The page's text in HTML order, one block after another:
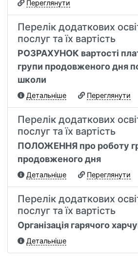
Переглянути
Перелік додаткових
послуг та їх вартість
РОЗРАХУНОК вартості
групи продовженого дня
школи
Детальніше Переглянути
Перелік додаткових
послуг та їх вартість
ПОЛОЖЕННЯ про роботу
продовженого дня
Детальніше Переглянути
Перелік додаткових
послуг та їх вартість
Організація гарячого
Детальніше